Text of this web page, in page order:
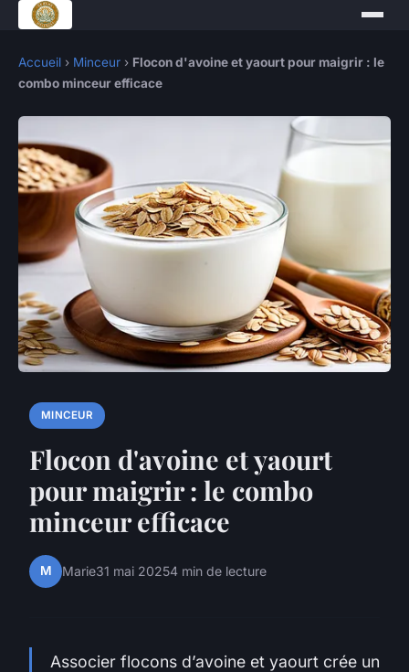
Accueil › Minceur › Flocon d'avoine et yaourt pour maigrir : le
combo minceur efficace
MINCEUR
Flocon d'avoine et yaourt
pour maigrir : le combo
minceur efficace
M Marie31 mai 20254 min de lecture
Associer flocons d’avoine et yaourt crée un